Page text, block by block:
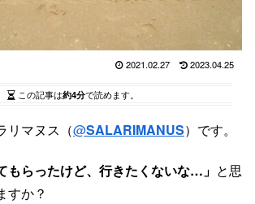
2021.02.27 2023.04.25
この記事は約4分で読めます。
リマヌス（@SALARIMANUS）です。
もらったけど、行きたくないな…」 と思
すか？